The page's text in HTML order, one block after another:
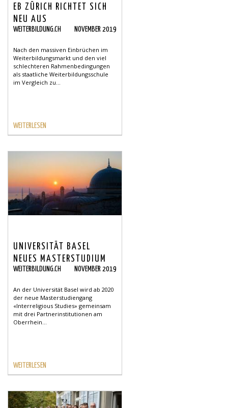
EB ZÜRICH RICHTET SICH
NEU AUS
WEITERBILDUNG.CH NOVEMBER 2019
Nach den massiven Einbrüchen im
Weiterbildungsmarkt und den viel
schlechteren Rahmenbedingungen
als staatliche Weiterbildungsschule
im Vergleich zu...
WEITERLESEN
UNIVERSITÄT BASEL
NEUES MASTERSTUDIUM
«INTERRELIGIOUS
WEITERBILDUNG.CH NOVEMBER 2019
An der Universität Basel wird ab 2020
der neue Masterstudiengang
«Interreligious Studies» gemeinsam
mit drei Partnerinstitutionen am
Oberrhein...
WEITERLESEN